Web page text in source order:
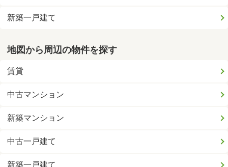
新築一戸建て
地図から周辺の物件を探す
賃貸
中古マンション
新築マンション
中古一戸建て
新築一戸建て